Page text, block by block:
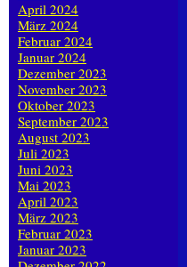
April 2024
März 2024
Februar 2024
Januar 2024
Dezember 2023
November 2023
Oktober 2023
September 2023
August 2023
Juli 2023
Juni 2023
Mai 2023
April 2023
März 2023
Februar 2023
Januar 2023